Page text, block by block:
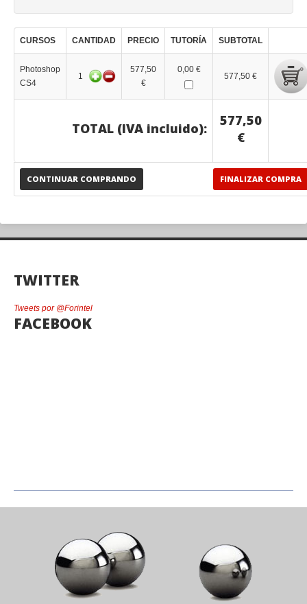
CURSOS CANTIDAD PRECIO TUTORÍA SUBTOTAL
CONTINUAR COMPRANDO FINALIZAR COMPRA
Photoshop
CS4
1
577,50
€
0,00 €
577,50 €
TOTAL (IVA incluido):
577,50
€
TWITTER
Tweets por @Forintel
FACEBOOK